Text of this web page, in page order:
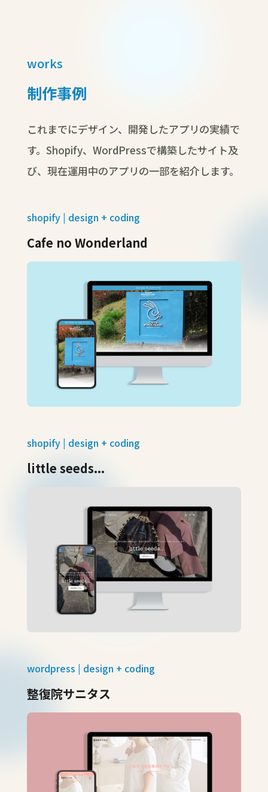
works
制作事例
これまでにデザイン、開発したアプリの実績で
す。Shopify、WordPressで構築したサイト及
び、現在運用中のアプリの一部を紹介します。
shopify | design + coding
Cafe no Wonderland
shopify | design + coding
little seeds...
wordpress | design + coding
整復院サニタス